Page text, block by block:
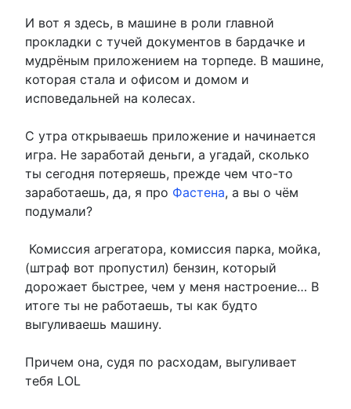
И вот я здесь, в машине в роли главной
прокладки с тучей документов в бардачке и
мудрёным приложением на торпеде. В машине,
которая стала и офисом и домом и
исповедальней на колесах.
С утра открываешь приложение и начинается
игра. Не заработай деньги, а угадай, сколько
ты сегодня потеряешь, прежде чем что-то
заработаешь, да, я про Фастена, а вы о чём
подумали?
Комиссия агрегатора, комиссия парка, мойка,
(штраф вот пропустил) бензин, который
дорожает быстрее, чем у меня настроение… В
итоге ты не работаешь, ты как будто
выгуливаешь машину.
Причем она, судя по расходам, выгуливает
тебя LOL